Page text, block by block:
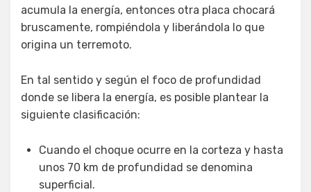
acumula la energía, entonces otra placa chocará
bruscamente, rompiéndola y liberándola lo que
origina un terremoto.
En tal sentido y según el foco de profundidad
donde se libera la energía, es posible plantear la
siguiente clasificación:
Cuando el choque ocurre en la corteza y hasta
unos 70 km de profundidad se denomina
superficial.